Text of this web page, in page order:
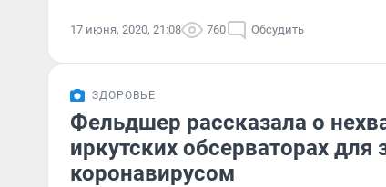
17 июня, 2020, 21:08 760 Обсудить
ЗДОРОВЬЕ
Фельдшер рассказала о
иркутских обсерваторах
коронавирусом